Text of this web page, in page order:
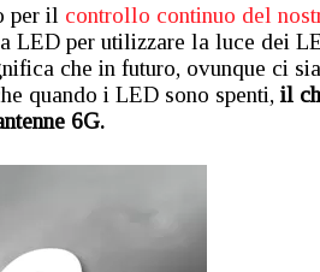
per il controllo continuo del
LED per utilizzare la luce dei
che in futuro, ovunque ci
quando i LED sono spenti, il
6G.